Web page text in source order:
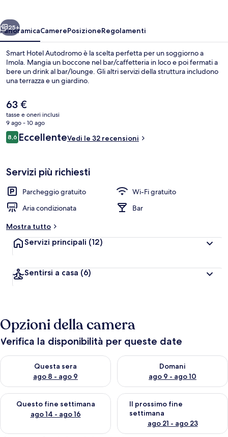
Camera familiare con letto
Avanti
25+
PanoramicaCamerePosizioneRegolamenti
Smart Hotel Autodromo è la scelta perfetta per un soggiorno a
Imola. Mangia un boccone nel bar/caffetteria in loco e poi fermati a
bere un drink al bar/lounge. Gli altri servizi della struttura includono
una terrazza e un giardino.
Il
prezzo
attuale
è
63 €
63 €
tasse e oneri inclusi
9 ago - 10 ago
Recensioni
8,68,6 su 10
EccellenteVedi le 32 recensioni
Servizi più richiesti
Parcheggio gratuito
Wi-Fi gratuito
Aria condizionata
Bar
Mostra tutto
Servizi principali (12)
Sentirsi a casa (6)
Opzioni della camera
Verifica la disponibilità per queste date
Questa sera
ago 8 - ago 9
Verifica la disponibilità per questa sera, ago 8 - ago 9
Domani
ago 9 - ago 10
Verifica la disponibilità per
Questo fine settimana
ago 14 - ago 16
Verifica la disponibilità per questo fine settimana, ago 14 -
Il prossimo fine
settimana
ago 21 - ago 23
Verifica la disponibilità per il